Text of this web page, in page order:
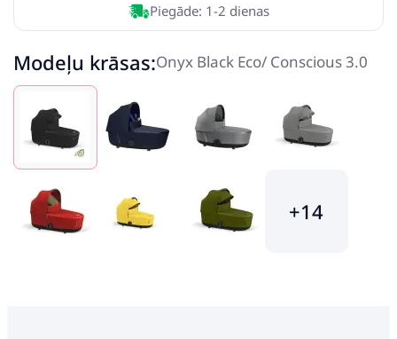
Piegāde: 1-2 dienas
Modeļu krāsas:Onyx Black Eco/ Conscious 3.0
+14